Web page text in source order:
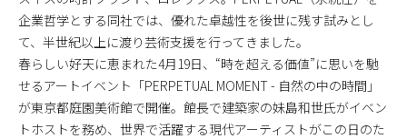
企業哲学とする同社では、優れた卓越性を後世に残す試みとし
て、半世紀以上に渡り芸術支援を行ってきました。
春らしい好天に恵まれた4月19日、“時を超える価値”に思いを馳
せるアートイベント「PERPETUAL MOMENT - 自然の中の時間」
が東京都庭園美術館で開催。館長で建築家の妹島和世氏がイベン
トホストを務め、世界で活躍する現代アーティストがこの日のた